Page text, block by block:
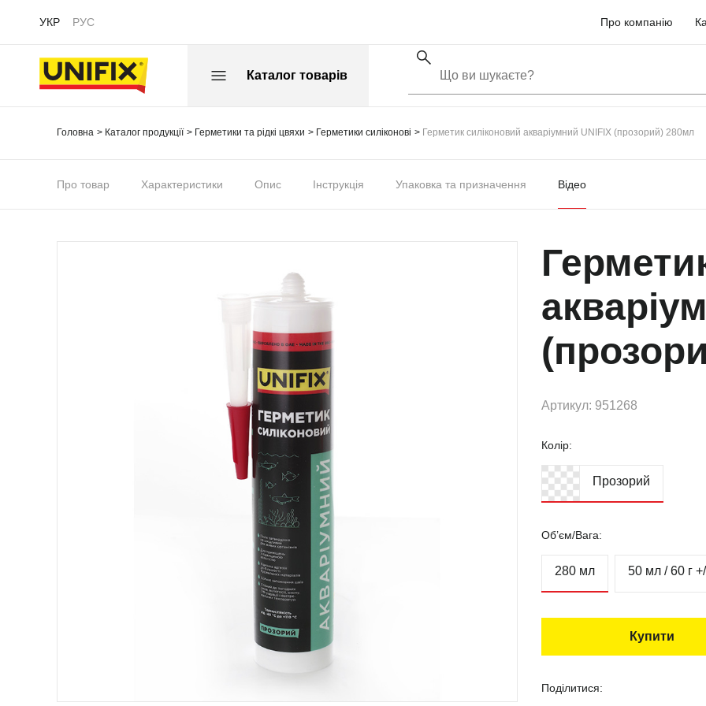
УКР РУС Про компанію
Каталог товарів
Головна Каталог продукції Герметики та рідкі цвяхи Герметики силіконові Герметик силіконовий акваріумний UNIFIX (прозорий) 280мл
Про товар Характеристики Опис Інструкція Упаковка та призначення Відео
Артикул: 951268
Колір:
Прозорий
Об’єм/Вага:
280 мл 50 мл / 60 г
Купити
Поділитися: